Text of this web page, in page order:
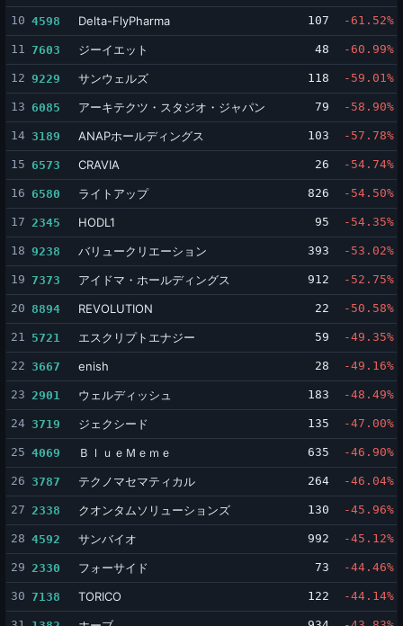
10 4598 Delta-FlyPharma 107 -61.52%
11 7603 ジーイエット 48 -60.99%
12 9229 サンウェルズ 118 -59.01%
13 6085 アーキテクツ・スタジオ・ジャパン 79 -58.90%
14 3189 ANAPホールディングス 103 -57.78%
15 6573 CRAVIA 26 -54.74%
16 6580 ライトアップ 826 -54.50%
17 2345 HODL1 95 -54.35%
18 9238 バリュークリエーション 393 -53.02%
19 7373 アイドマ・ホールディングス 912 -52.75%
20 8894 REVOLUTION 22 -50.58%
21 5721 エスクリプトエナジー 59 -49.35%
22 3667 enish 28 -49.16%
23 2901 ウェルディッシュ 183 -48.49%
24 3719 ジェクシード 135 -47.00%
25 4069 ＢｌｕｅＭｅｍｅ 635 -46.90%
26 3787 テクノマセマティカル 264 -46.04%
27 2338 クオンタムソリューションズ 130 -45.96%
28 4592 サンバイオ 992 -45.12%
29 2330 フォーサイド 73 -44.46%
30 7138 TORICO 122 -44.14%